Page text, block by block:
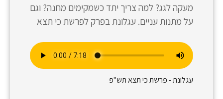
מעקה לגג? למה צריך יתד כשמקימים מחנה? וגם
על מתנות עניים. עגלונת בפרק לפרשת כי תצא
עגלונת - פרשת כי תצא תש"פ